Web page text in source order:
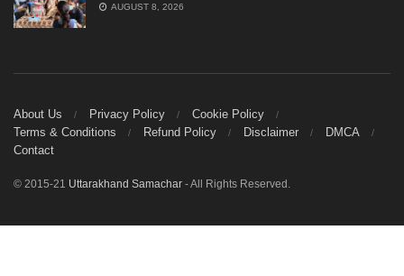
AUGUST 8, 2026
About Us Privacy Policy
Cookie Policy
Terms & Conditions
Refund Policy Disclaimer
DMCA
Contact
© 2015-21 Uttarakhand Samachar - All Rights Reserved.